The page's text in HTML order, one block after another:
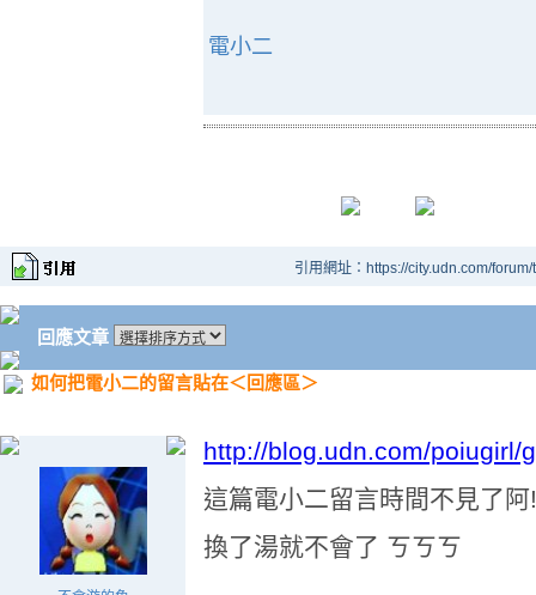
電小二
引用網址：https://city.udn.com/
回應文章
如何把電小二的留言貼在＜回應區＞
http://blog.udn.com/poiugirl/
這篇電小二留言時間不見了
換了湯就不會了 ㄎㄎㄎ